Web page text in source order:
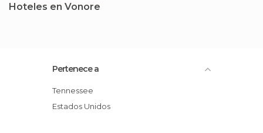
Hoteles en Vonore
Pertenece a
Tennessee
Estados Unidos